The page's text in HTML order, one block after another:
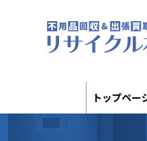
トップペー